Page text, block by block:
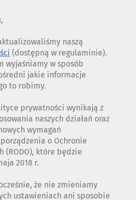
naszą
(dostępną w regulaminie).
wyjaśniamy w sposób
jakie informacje
to robimy.
prywatności wynikają z
naszych działań oraz
wymagań
o Ochronie
(RODO), które będzie
2018 r.
że nie zmieniamy
ustawieniach ani sposobie